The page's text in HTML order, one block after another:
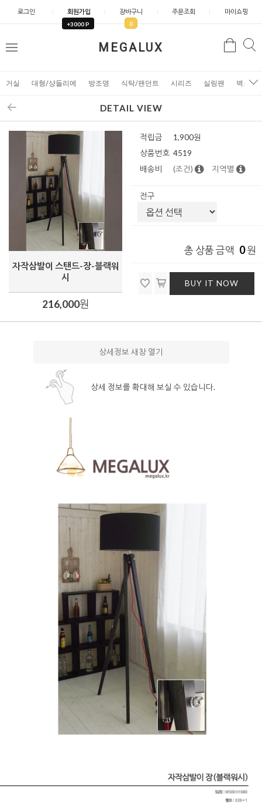
로그인 회원가입
+3000 P
장바구니
0
주문조회 마이쇼핑
MEGALUX
메
검
거실 대형/샹들리에 방조명 식탁/팬던트 시리즈 실링팬 벽조명
DETAIL VIEW
자작삼발이 스탠드-장-블랙워
시
216,000원
적립금
1,900원
상품번호 4519
배송비
(조건) 지역별
전구
총 상품 금액 0원
BUY IT NOW
상세정보 새창 열기
상세 정보를 확대해 보실 수 있습니다.